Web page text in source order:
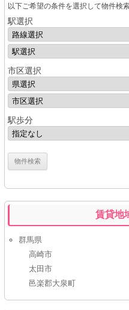
以下ご希望の条件を選択して物件検
駅選択
市区選択
駅歩分
賃貸地
群馬県
高崎市
太田市
邑楽郡大泉町